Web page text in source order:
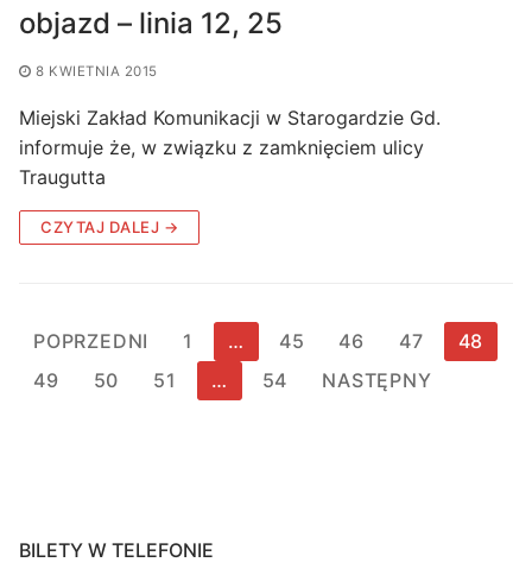
objazd – linia 12, 25
8 KWIETNIA 2015
Miejski Zakład Komunikacji w Starogardzie Gd.
informuje że, w związku z zamknięciem ulicy
Traugutta
CZYTAJ DALEJ →
Stronicowanie
wpisów
POPRZEDNI 1 … 45 46 47
48
49
50 51 … 54 NASTĘPNY
BILETY W TELEFONIE